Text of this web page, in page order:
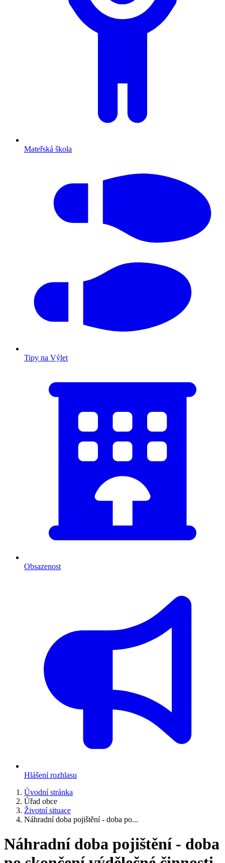
Mateřská škola
Tipy na Výlet
Obsazenost
Hlášení rozhlasu
Úvodní stránka
Úřad obce
Životní situace
Náhradní doba pojištění - doba po...
Náhradní doba pojištění - doba